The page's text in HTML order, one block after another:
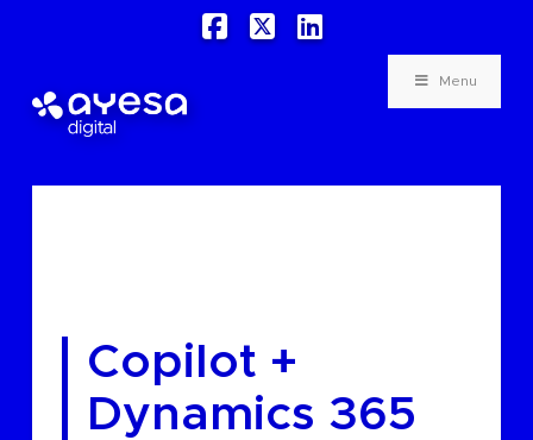
Facebook
X LinkedIn
Menu
Copilot +
Dynamics 365